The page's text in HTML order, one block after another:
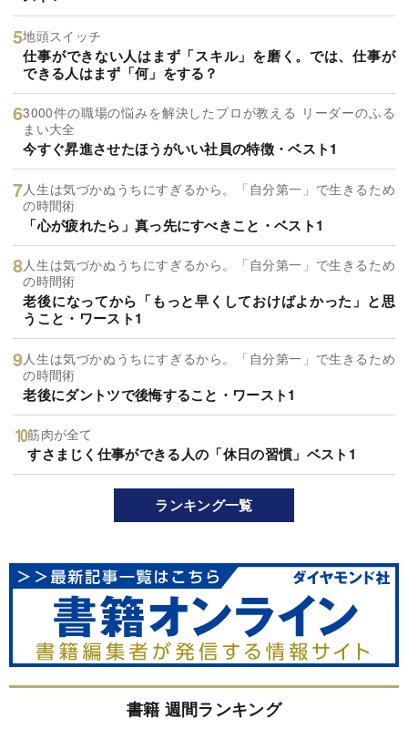
地頭スイッチ
仕事ができない人はまず「スキル」を磨く。では、仕事が
できる人はまず「何」をする？
3000件の職場の悩みを解決したプロが教える リーダーのふる
まい大全
今すぐ昇進させたほうがいい社員の特徴・ベスト1
人生は気づかぬうちにすぎるから。「自分第一」で生きるため
の時間術
「心が疲れたら」真っ先にすべきこと・ベスト1
人生は気づかぬうちにすぎるから。「自分第一」で生きるため
の時間術
老後になってから「もっと早くしておけばよかった」と思
うこと・ワースト1
人生は気づかぬうちにすぎるから。「自分第一」で生きるため
の時間術
老後にダントツで後悔すること・ワースト1
筋肉が全て
すさまじく仕事ができる人の「休日の習慣」ベスト1
ランキング一覧
書籍 週間ランキング